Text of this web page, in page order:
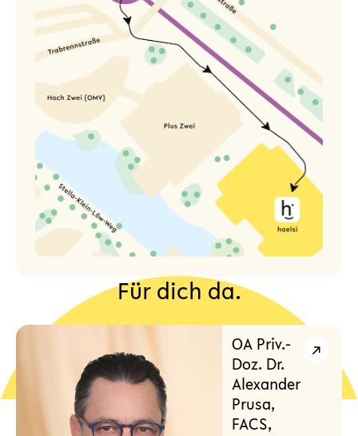
Für dich da.
OA Priv.-
Doz. Dr.
Alexander
Prusa,
FACS,